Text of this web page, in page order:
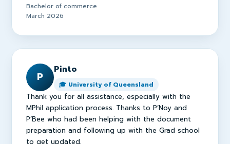
Bachelor of commerce
March 2026
P
Pinto
🎓 University of Queensland
Thank you for all assistance, especially with the
MPhil application process. Thanks to P’Noy and
P’Bee who had been helping with the document
preparation and following up with the Grad school
to get updated.